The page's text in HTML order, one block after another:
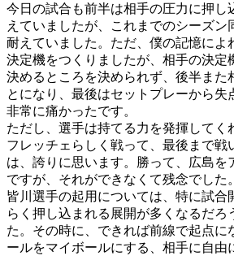
今日の試合も前半は相手の圧力に押し
えていましたが、これまでのシーズン
耐えていました。ただ、僕の記憶によ
決定機をつくりましたが、相手の決定
決めるところを決められず、後半また
とになり、最後はセットプレーから失
非常に痛かったです。
ただし、選手は持てる力を発揮してく
フレッチェらしく戦って、最後まで戦
は、誇りに思います。勝って、広島を
ですが、それができなくて残念でした。
皆川選手の起用については、特に試合
らく押し込まれる展開が多くなるだろ
た。その時に、できれば前線で起点に
ールをマイボールにする、相手に自由